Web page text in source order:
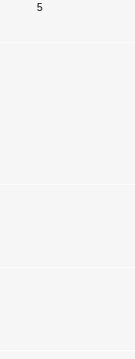
5